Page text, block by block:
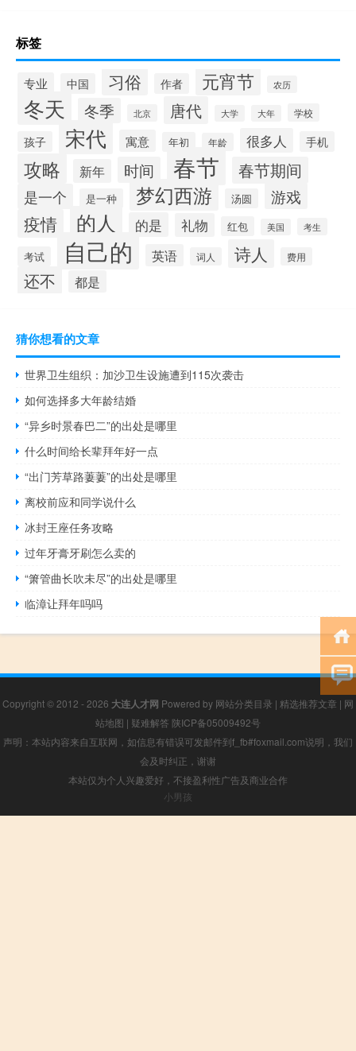
标签
专业 中国 习俗 作者 元宵节 农历
冬天 冬季 北京 唐代 大学 大年 学校
孩子 宋代 寓意 年初 年龄 很多人 手机
攻略 新年 时间 春节 春节期间
是一个 是一种 梦幻西游 汤圆 游戏
疫情 的人 的是 礼物 红包 美国 考生
考试 自己的 英语 词人 诗人 费用
还不 都是
猜你想看的文章
世界卫生组织：加沙卫生设施遭到115次袭击
如何选择多大年龄结婚
“异乡时景春巴二”的出处是哪里
什么时间给长辈拜年好一点
“出门芳草路萋萋”的出处是哪里
离校前应和同学说什么
冰封王座任务攻略
过年牙膏牙刷怎么卖的
“箫管曲长吹未尽”的出处是哪里
临漳让拜年吗吗
Copyright © 2012 - 2026 大连人才网 Powered by 网站分类目录 | 精选推荐文章 | 网
站地图 | 疑难解答 陕ICP备05009492号
声明：本站内容来自互联网，如信息有错误可发邮件到f_fb#foxmail.com说明，我们
会及时纠正，谢谢
本站仅为个人兴趣爱好，不接盈利性广告及商业合作
小男孩